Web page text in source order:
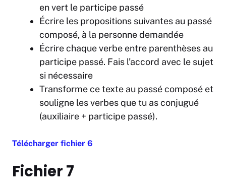
en vert le participe passé
Écrire les propositions suivantes au passé
composé, à la personne demandée
Écrire chaque verbe entre parenthèses au
participe passé. Fais l’accord avec le sujet
si nécessaire
Transforme ce texte au passé composé et
souligne les verbes que tu as conjugué
(auxiliaire + participe passé).
Télécharger fichier 6
Fichier 7